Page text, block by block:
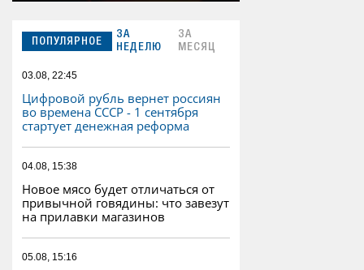
ПОПУЛЯРНОЕ
ЗА
НЕДЕЛЮ
ЗА
МЕСЯЦ
03.08, 22:45
Цифровой рубль вернет россиян
во времена СССР - 1 сентября
стартует денежная реформа
04.08, 15:38
Новое мясо будет отличаться от
привычной говядины: что завезут
на прилавки магазинов
05.08, 15:16